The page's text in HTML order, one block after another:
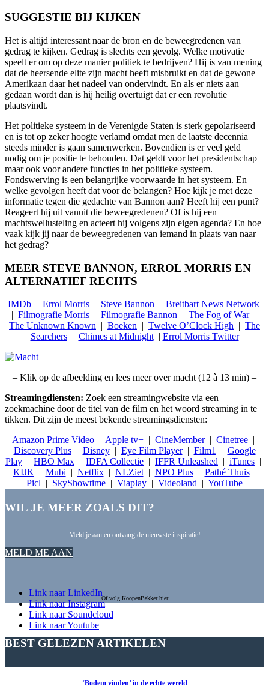
SUGGESTIE BIJ KIJKEN
Het is altijd interessant naar de bron en de beweegredenen van
gedrag te kijken. Gedrag is slechts een gevolg. Welke motivatie
speelt er om op deze manier politiek te bedrijven? Hij is van mening
dat de heersende elite zijn macht heeft misbruikt en dat de gewone
Amerikaan daar het nadeel van ondervindt. En als er niets aan
gedaan wordt dan is hij heilig overtuigt dat er een revolutie
plaatsvindt.
Het politieke systeem in de Verenigde Staten is sterk gepolariseerd
en is tot op zeker hoogte verlamd omdat men de laatste decennia
steeds minder is gaan samenwerken. Bovendien is er veel geld
nodig om je positie te behouden. Dat geldt voor het presidentschap
maar ook voor andere functies in het politieke systeem.
Fondswerving is een belangrijke voorwaarde in het systeem. En
welke gevolgen heeft dat voor de belangen? Hoe kijk je met deze
informatie tegen die gedachte van Bannon aan? Heeft hij een punt?
Reageert hij uit vanuit die beweegredenen? Of is hij een
machtswellusteling en acteert hij volgens zijn eigen agenda? En hoe
vaak kijk jij naar de beweegredenen van iemand in plaats van naar
het gedrag?
MEER STEVE BANNON, ERROL MORRIS EN
ALTERNATIEF RECHTS
IMDb| Errol Morris| Steve Bannon | Breitbart News Network
| Filmografie Morris| Filmografie Bannon | The Fog of War|
The Unknown Known | Boeken | Twelve O’Clock High | The
Searchers| Chimes at Midnight| Errol Morris Twitter
– Klik op de afbeelding en lees meer over macht (12 à 13 min) –
Streamingdiensten: Zoek een streamingwebsite via een
zoekmachine door de titel van de film en het woord streaming in te
tikken. Dit zijn de meest bekende streamingsdiensten:
Amazon Prime Video | Apple tv+ | CineMember| Cinetree |
Discovery Plus| Disney| Eye Film Player| Film1 | Google
Play | HBO Max | IDFA Collectie | IFFR Unleashed | iTunes |
KIJK | Mubi | Netflix| NLZiet| NPO Plus| Pathé Thuis|
Picl | SkyShowtime | Viaplay | Videoland | YouTube
WIL JE MEER ZOALS DIT?
Meld je aan en ontvang de nieuwste inspiratie!
MELD ME AAN
Of volg KoopenBakker hier
Link naar LinkedIn
Link naar Instagram
Link naar Soundcloud
Link naar Youtube
BEST GELEZEN ARTIKELEN
‘Bodem vinden’ in de echte wereld